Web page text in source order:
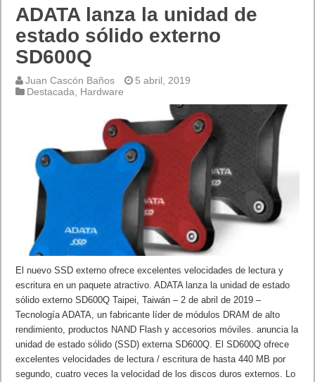
ADATA lanza la unidad de
estado sólido externo
SD600Q
Juan Cascón Baños
5 abril, 2019
Destacada
Hardware
El nuevo SSD externo ofrece excelentes velocidades de lectura y
escritura en un paquete atractivo. ADATA lanza la unidad de estado
sólido externo SD600Q Taipei, Taiwán – 2 de abril de 2019 –
Tecnología ADATA, un fabricante líder de módulos DRAM de alto
rendimiento, productos NAND Flash y accesorios móviles. anuncia la
unidad de estado sólido (SSD) externa SD600Q. El SD600Q ofrece
excelentes velocidades de lectura / escritura de hasta 440 MB por
segundo, cuatro veces la velocidad de los discos duros externos. Lo